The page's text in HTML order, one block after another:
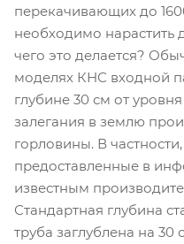
перекачивающих до
необходимо нарастить
чего это делается?
моделях КНС входной
глубине 30 см от
залегания в землю
горловины. В
предоставленные в
известным
Стандартная глубина
труба заглублена на 30